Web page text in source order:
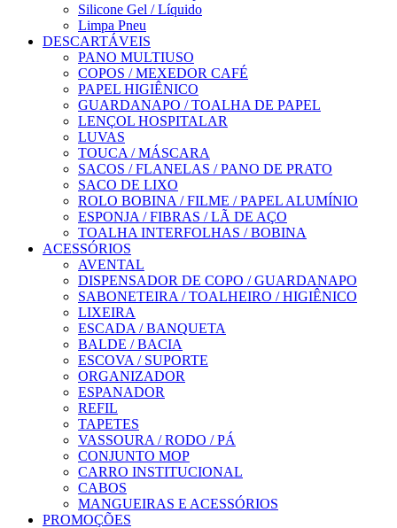
Silicone Gel / Líquido
Limpa Pneu
DESCARTÁVEIS
PANO MULTIUSO
COPOS / MEXEDOR CAFÉ
PAPEL HIGIÊNICO
GUARDANAPO / TOALHA DE PAPEL
LENÇOL HOSPITALAR
LUVAS
TOUCA / MÁSCARA
SACOS / FLANELAS / PANO DE PRATO
SACO DE LIXO
ROLO BOBINA / FILME / PAPEL ALUMÍNIO
ESPONJA / FIBRAS / LÃ DE AÇO
TOALHA INTERFOLHAS / BOBINA
ACESSÓRIOS
AVENTAL
DISPENSADOR DE COPO / GUARDANAPO
SABONETEIRA / TOALHEIRO / HIGIÊNICO
LIXEIRA
ESCADA / BANQUETA
BALDE / BACIA
ESCOVA / SUPORTE
ORGANIZADOR
ESPANADOR
REFIL
TAPETES
VASSOURA / RODO / PÁ
CONJUNTO MOP
CARRO INSTITUCIONAL
CABOS
MANGUEIRAS E ACESSÓRIOS
PROMOÇÕES